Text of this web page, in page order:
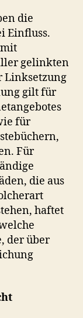
die
Einfluss.
gelinkten
Linksetzung
gilt für
für
Für
die aus
haftet
der über